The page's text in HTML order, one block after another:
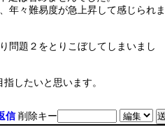
年々難易度が急上昇して感じられま
問題２をとりこぼしてしまいまし
したいと思います。
信 削除キー